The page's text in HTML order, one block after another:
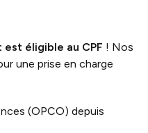
est éligible au CPF ! Nos
une prise en charge
(OPCO) depuis